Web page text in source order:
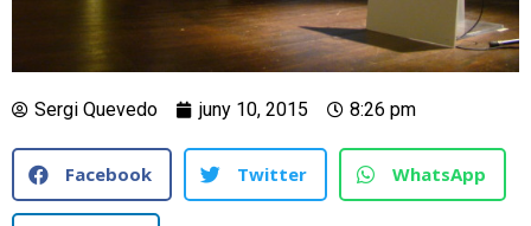
Sergi Quevedo juny 10, 2015 8:26 pm
Facebook Twitter WhatsApp